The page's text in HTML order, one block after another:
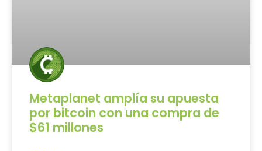
Metaplanet amplía su apuesta
por bitcoin con una compra de
$61 millones